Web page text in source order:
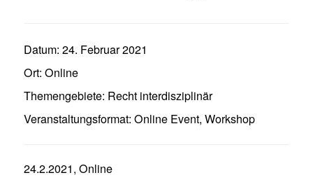
Datum: 24. Februar 2021
Ort: Online
Themengebiete: Recht interdisziplinär
Veranstaltungsformat: Online Event, Workshop
24.2.2021, Online